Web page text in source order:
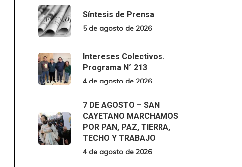
Síntesis de Prensa
5 de agosto de 2026
Intereses Colectivos.
Programa N° 213
4 de agosto de 2026
7 DE AGOSTO – SAN
CAYETANO MARCHAMOS
POR PAN, PAZ, TIERRA,
TECHO Y TRABAJO
4 de agosto de 2026